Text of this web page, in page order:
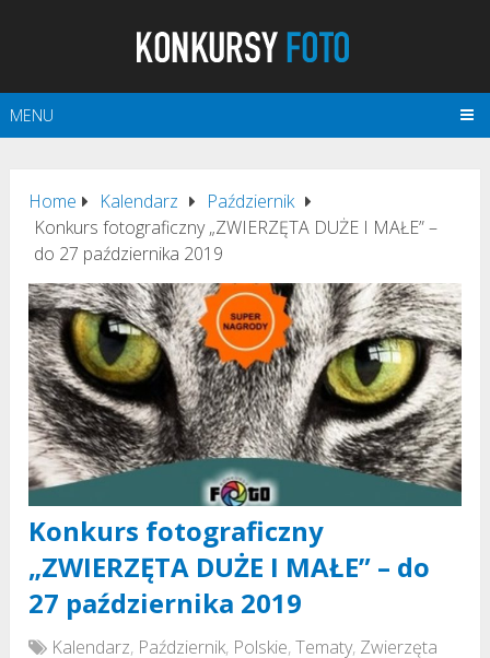
MENU
Home Kalendarz
Październik
Konkurs fotograficzny „ZWIERZĘTA DUŻE I MAŁE” –
do 27 października 2019
Konkurs fotograficzny
„ZWIERZĘTA DUŻE I MAŁE” – do
27 października 2019
Kalendarz, Październik, Polskie,Tematy, Zwierzęta